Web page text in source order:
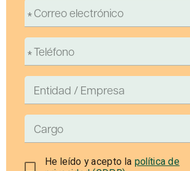
He leído y acepto la política de